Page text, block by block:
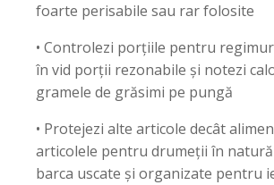
foarte perisabile sau rar folosite
• Controlezi porțiile pentru
în vid porții rezonabile și notezi
gramele de grăsimi pe pungă
• Protejezi alte articole decât
articolele pentru drumeții în
barca uscate și organizate pentru